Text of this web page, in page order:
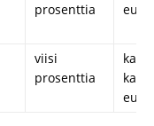
prosenttia
viisi
prosenttia